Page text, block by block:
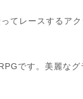
てレースするア
です。美麗なグ